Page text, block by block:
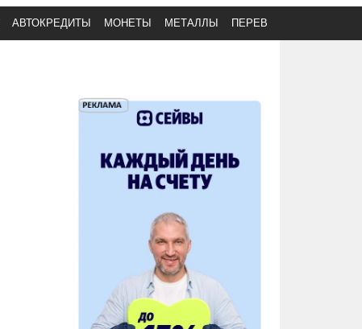
АВТОКРЕДИТЫ МОНЕТЫ МЕТАЛЛЫ ПЕРЕВОДЫ